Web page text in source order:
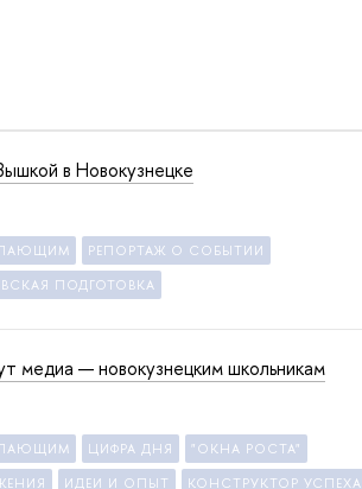
в Новокузнецке
РЕПОРТАЖ О СОБЫТИИ
ПОДГОТОВКА
медиа — новокузнецким школьникам
ЦИФРА ДНЯ "ОКНА РОСТА"
ИДЕИ И ОПЫТ КОНСТРУКТОР УСПЕХА